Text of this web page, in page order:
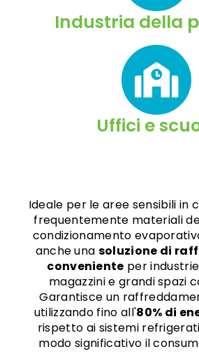
Industria della
Uffici e
Ideale per le aree sensibili in
frequentemente materiali
condizionamento
anche una soluzione di
conveniente per
magazzini e grandi spazi
Garantisce un
utilizzando fino all'80% di
rispetto ai sistemi
modo significativo il